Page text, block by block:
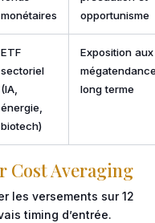
monétaires
opportunisme
ETF
sectoriel
(IA,
énergie,
biotech)
Exposition aux
long terme
Cost Averaging
les versements sur 12
timing d’entrée.